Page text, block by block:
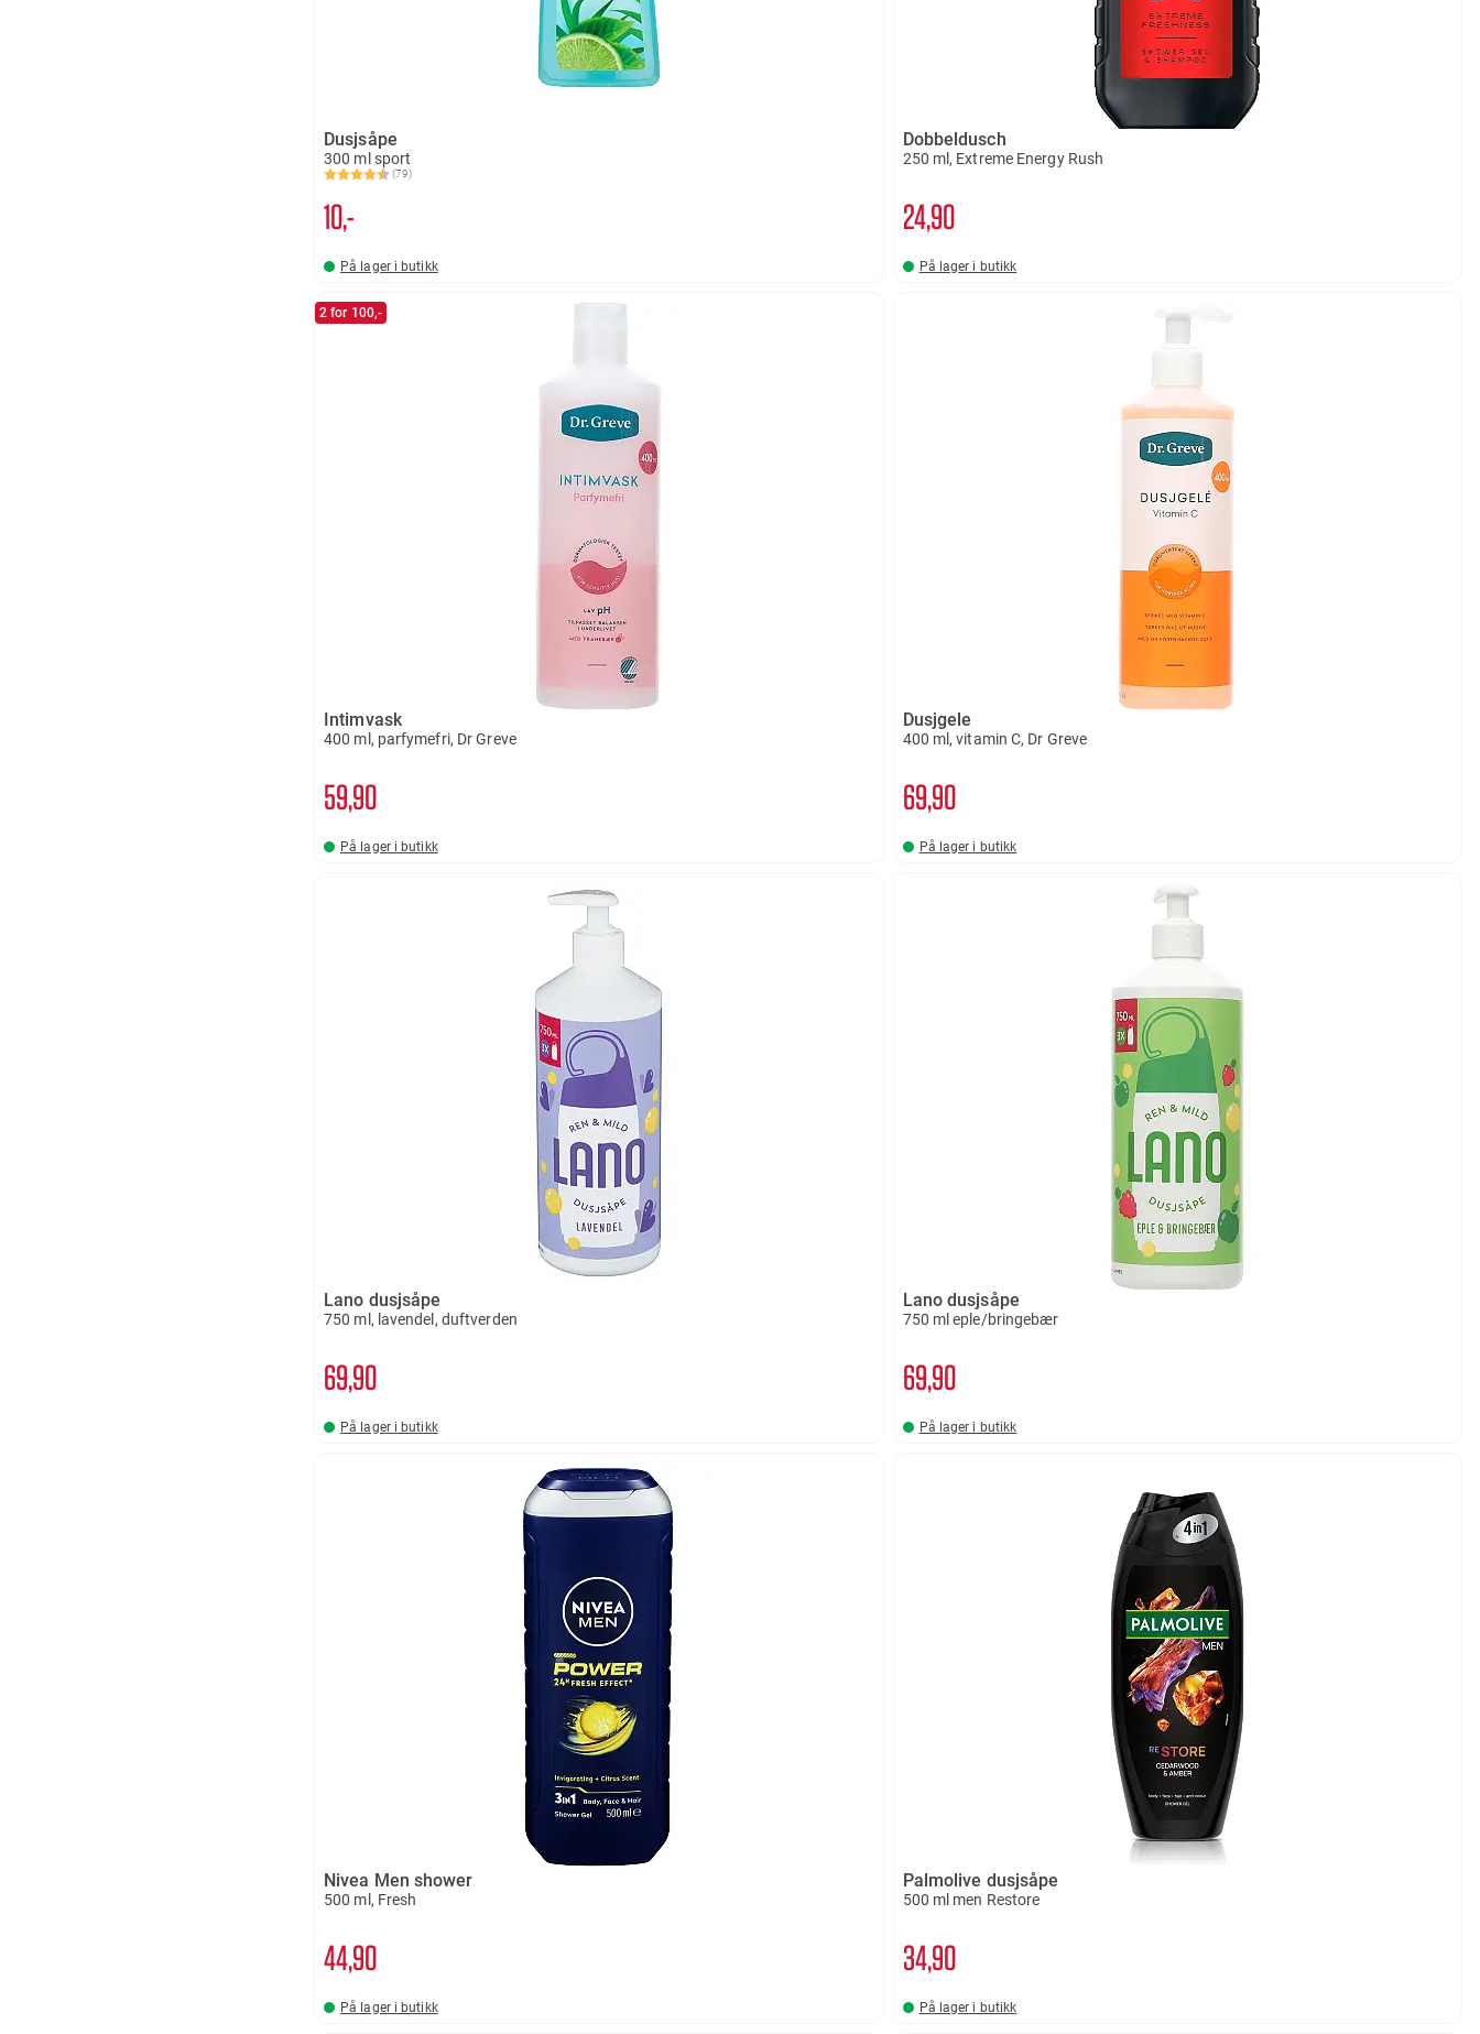
Dusjsåpe
300 ml sport
Karakter:
(79)
4.4 av 5 mulige
10,-
På lager i butikk
Dobbeldusch
250 ml, Extreme Energy Rush
2490
På lager i butikk
2 for 100,-
Intimvask
400 ml, parfymefri, Dr Greve
5990
På lager i butikk
Dusjgele
400 ml, vitamin C, Dr Greve
6990
På lager i butikk
Lano dusjsåpe
750 ml, lavendel, duftverden
6990
På lager i butikk
Lano dusjsåpe
750 ml eple/bringebær
6990
På lager i butikk
Nivea Men shower
500 ml, Fresh
4490
På lager i butikk
Palmolive dusjsåpe
500 ml men Restore
3490
På lager i butikk